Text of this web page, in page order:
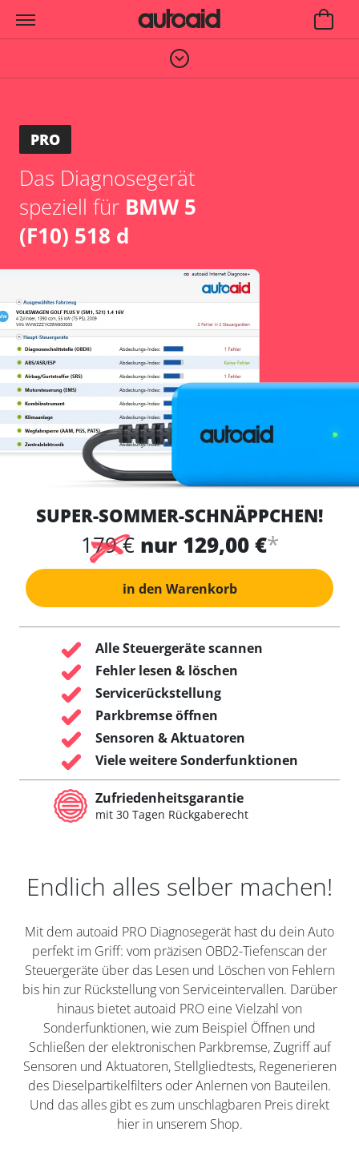
PRO
Das Diagnosegerät
speziell für BMW 5
(F10) 518 d
SUPER-SOMMER-SCHNÄPPCHEN!
179 € nur 129,00 €*
in den Warenkorb
Alle Steuergeräte scannen
Fehler lesen & löschen
Servicerückstellung
Parkbremse öffnen
Sensoren & Aktuatoren
Viele weitere Sonderfunktionen
Zufriedenheitsgarantie
mit 30 Tagen Rückgaberecht
Endlich alles selber machen!
Mit dem autoaid PRO Diagnosegerät hast du dein Auto
perfekt im Griff: vom präzisen OBD2-Tiefenscan der
Steuergeräte über das Lesen und Löschen von Fehlern
bis hin zur Rückstellung von Serviceintervallen. Darüber
hinaus bietet autoaid PRO eine Vielzahl von
Sonderfunktionen, wie zum Beispiel Öffnen und
Schließen der elektronischen Parkbremse, Zugriff auf
Sensoren und Aktuatoren, Stellgliedtests, Regenerieren
des Dieselpartikelfilters oder Anlernen von Bauteilen.
Und das alles gibt es zum unschlagbaren Preis direkt
hier in unserem Shop.